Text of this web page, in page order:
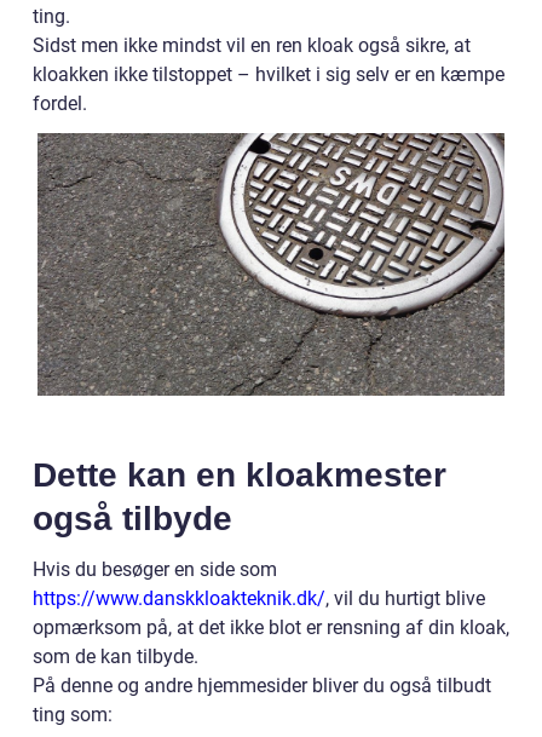
ting.
Sidst men ikke mindst vil en ren kloak også sikre, at
kloakken ikke tilstoppet – hvilket i sig selv er en kæmpe
fordel.
Dette kan en kloakmester
også tilbyde
Hvis du besøger en side som
https://www.danskkloakteknik.dk/, vil du hurtigt blive
opmærksom på, at det ikke blot er rensning af din kloak,
som de kan tilbyde.
På denne og andre hjemmesider bliver du også tilbudt
ting som: